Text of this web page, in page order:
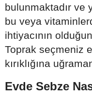
bulunmaktadır ve
bu veya
ihtiyacının
Toprak seçmeniz
kırıklığına
Evde Sebze